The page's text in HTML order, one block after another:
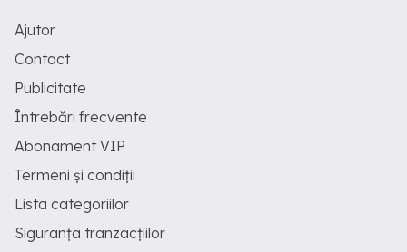
Ajutor
Contact
Publicitate
Întrebări frecvente
Abonament VIP
Termeni și condiții
Lista categoriilor
Siguranța tranzacțiilor